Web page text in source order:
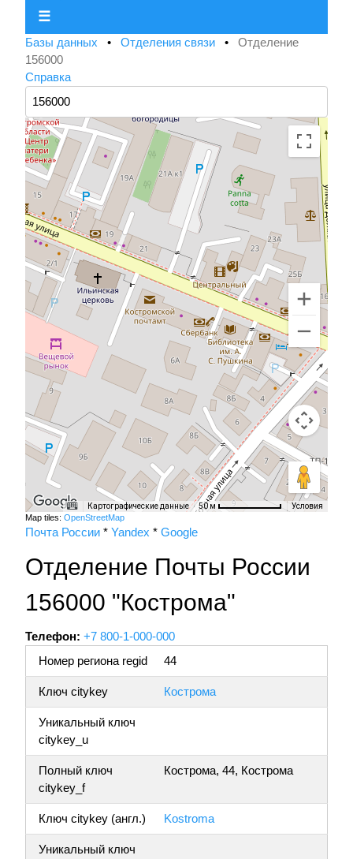
☰
Базы данных • Отделения связи • Отделение
156000
Справка
Картографические данные 50 м Условия
Map tiles: OpenStreetMap
Почта России * Yandex * Google
Отделение Почты России
156000 "Кострома"
Телефон: +7 800-1-000-000
Номер региона regid
44
Ключ citykey Кострома
Уникальный ключ
citykey_u
Полный ключ
citykey_f
Кострома, 44, Кострома
Ключ citykey (англ.) Kostroma
Уникальный ключ